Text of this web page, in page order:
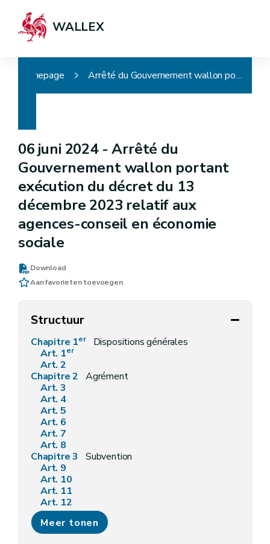
WALLEX
Homepage Arrêté du Gouvernement wallon portant exécution du décret du 13 décembre 2023 relatif aux agences-conseil en économie sociale
06 juni 2024 -Arrêté du
Gouvernement wallon portant
exécution du décret du 13
décembre 2023 relatif aux
agences-conseil en économie
sociale
Download
Aan favorieten toevoegen
Structuur
Chapitre 1er
Dispositions générales
Art. 1er
Art. 2
Chapitre 2 Agrément
Art. 3
Art. 4
Art. 5
Art. 6
Art. 7
Art. 8
Chapitre 3
Subvention
Art. 9
Art. 10
Art. 11
Art. 12
Art. 13
Chapitre 4 Plan d'action
Art. 14
Meer tonen